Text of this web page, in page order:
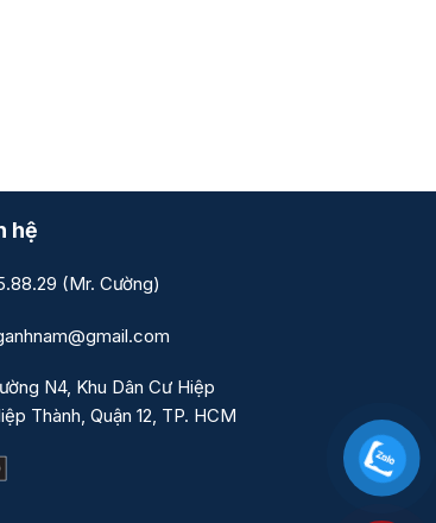
hệ
(Mr. Cường)
N4, Khu Dân Cư Hiệp
Thành, Quận 12, TP. HCM